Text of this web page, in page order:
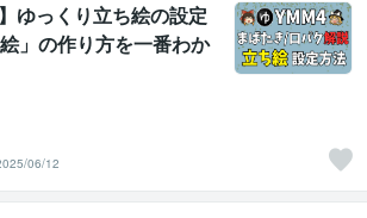
ゆっくり立ち絵の設定
」の作り方を一番わか
の画面を見ながら学べ
ぐに霊夢・魔理沙を動
新版）
06/12